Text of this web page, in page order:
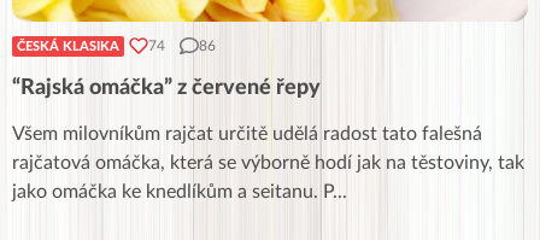
ČESKÁ KLASIKA 74 86
“Rajská omáčka” z červené řepy
Všem milovníkům rajčat určitě udělá radost tato falešná
rajčatová omáčka, která se výborně hodí jak na těstoviny, tak
jako omáčka ke knedlíkům a seitanu. P...